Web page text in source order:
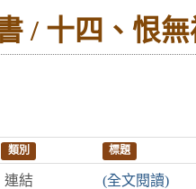
/ 十四、恨
類別 標題
連結 (全文閱讀)